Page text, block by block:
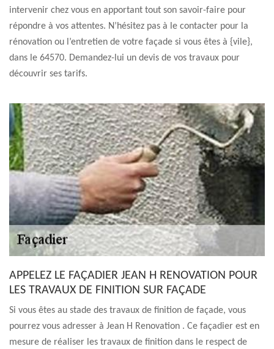
intervenir chez vous en apportant tout son savoir-faire pour
répondre à vos attentes. N’hésitez pas à le contacter pour la
rénovation ou l’entretien de votre façade si vous êtes à {vile},
dans le 64570. Demandez-lui un devis de vos travaux pour
découvrir ses tarifs.
APPELEZ LE FAÇADIER JEAN H RENOVATION POUR
LES TRAVAUX DE FINITION SUR FAÇADE
Si vous êtes au stade des travaux de finition de façade, vous
pourrez vous adresser à Jean H Renovation . Ce façadier est en
mesure de réaliser les travaux de finition dans le respect de